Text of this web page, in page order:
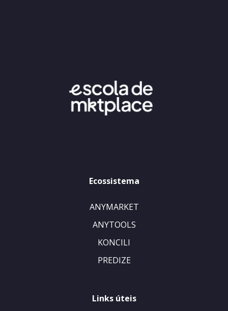
Ecossistema
ANYMARKET
ANYTOOLS
KONCILI
PREDIZE
Links úteis